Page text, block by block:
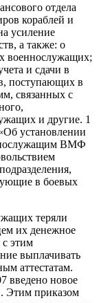
отдела
кораблей и
усиление
а также: о
военнослужащих;
и сдачи в
поступающих в
связанных с
и другие. 1
установлении
ВМФ
в боевых
теряли
их денежное
с этим
выплачивать
аттестатам.
введено новое
Этим приказом